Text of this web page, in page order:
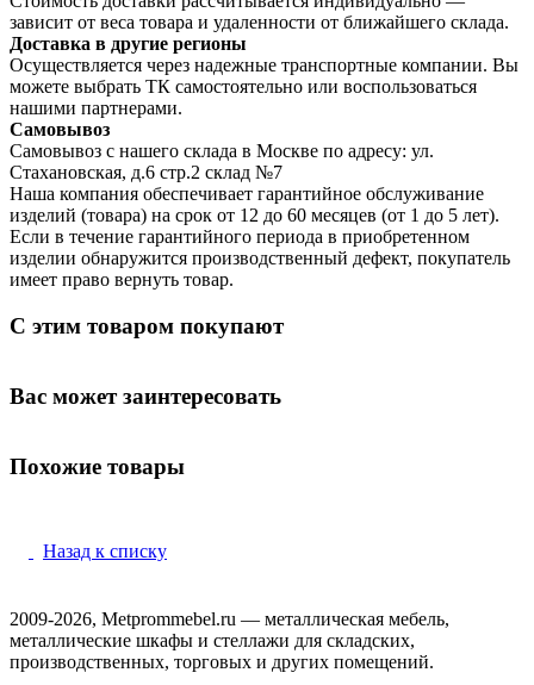
зависит от веса товара и удаленности от ближайшего склада.
Доставка в другие регионы
Осуществляется через надежные транспортные компании. Вы
можете выбрать ТК самостоятельно или воспользоваться
нашими партнерами.
Самовывоз
Самовывоз с нашего склада в Москве по адресу: ул.
Стахановская, д.6 стр.2 склад №7
Наша компания обеспечивает гарантийное обслуживание
изделий (товара) на срок от 12 до 60 месяцев (от 1 до 5 лет).
Если в течение гарантийного периода в приобретенном
изделии обнаружится производственный дефект, покупатель
имеет право вернуть товар.
С этим товаром покупают
Вас может заинтересовать
Похожие товары
Назад к списку
2009-2026, Metprommebel.ru — металлическая мебель,
металлические шкафы и стеллажи для складских,
производственных, торговых и других помещений.